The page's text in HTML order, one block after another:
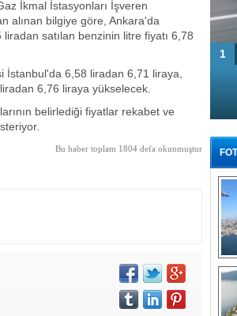
İkmal İstasyonları İşveren
alınan bilgiye göre, Ankara'da
satılan benzinin litre fiyatı 6,78
İstanbul'da 6,58 liradan 6,71 liraya,
6,76 liraya yükselecek.
belirlediği fiyatlar rekabet ve
Bu haber toplam 1804 defa okunmuştur
1